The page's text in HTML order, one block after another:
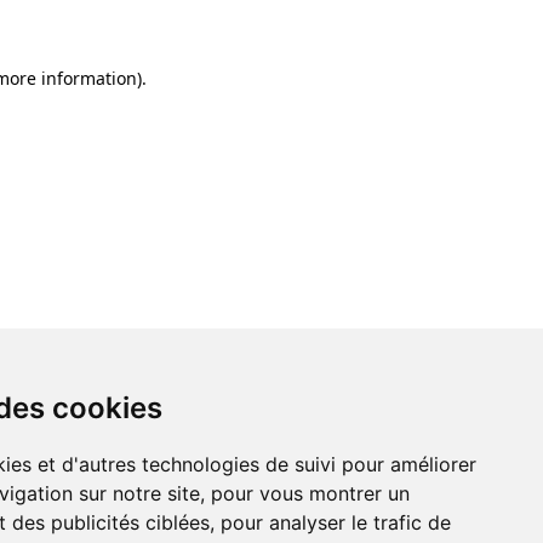
cookies
et d'autres technologies de suivi pour améliorer
sur notre site, pour vous montrer un
des publicités ciblées, pour analyser le trafic de
information).